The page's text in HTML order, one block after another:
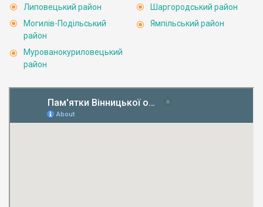
Липовецький район
Могилів-Подільський
район
Мурованокуриловецький
район
Шаргородський район
Ямпільський район